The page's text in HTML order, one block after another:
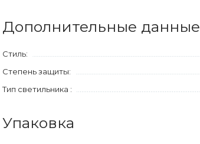
Дополнительные данные
Стиль:
Степень защиты:
Тип светильника :
Упаковка